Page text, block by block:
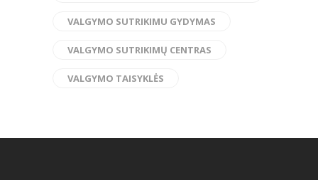
VALGYMO SUTRIKIMU GYDYMAS
VALGYMO SUTRIKIMŲ CENTRAS
VALGYMO TAISYKLĖS